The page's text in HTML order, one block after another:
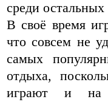
среди
В своё время
что совсем не
самых
отдыха,
играют и на